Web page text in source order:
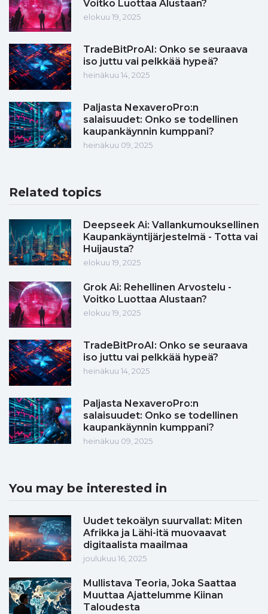
Voitko Luottaa Alustaan?
elokuu 19, 2025
TradeBitProAI: Onko se seuraava
iso juttu vai pelkkää hypeä?
heinäkuu 14, 2025
Paljasta NexaveroPro:n
salaisuudet: Onko se todellinen
kaupankäynnin kumppani?
heinäkuu 09, 2025
Related topics
Deepseek Ai: Vallankumouksellinen
Kaupankäyntijärjestelmä - Totta vai
Huijausta?
elokuu 19, 2025
Grok Ai: Rehellinen Arvostelu -
Voitko Luottaa Alustaan?
elokuu 19, 2025
TradeBitProAI: Onko se seuraava
iso juttu vai pelkkää hypeä?
heinäkuu 14, 2025
Paljasta NexaveroPro:n
salaisuudet: Onko se todellinen
kaupankäynnin kumppani?
heinäkuu 09, 2025
You may be interested in
Uudet tekoälyn suurvallat: Miten
Afrikka ja Lähi-itä muovaavat
digitaalista maailmaa
joulukuu 16, 2025
Mullistava Teoria, Joka Saattaa
Muuttaa Ajattelumme Kiinan
Taloudesta